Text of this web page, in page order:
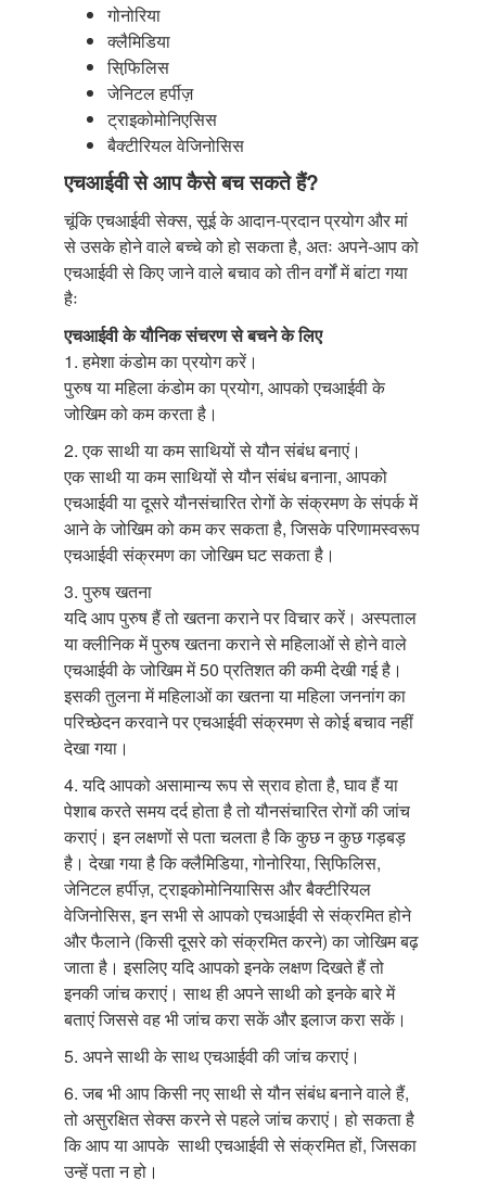
गोनोरिया
क्लैमिडिया
सिफि़लिस
जेनिटल हर्पीज़
ट्राइकोमोनिएसिस
बैक्टीरियल वेजिनोसिस
एचआईवी से आप कैसे बच सकते हैं?
चूंकि एचआईवी सेक्स, सूई के आदान-प्रदान प्रयोग और मां
से उसके होने वाले बच्चे को हो सकता है, अतः अपने-आप को
एचआईवी से किए जाने वाले बचाव को तीन वर्गों में बांटा गया
हैः
एचआईवी के यौनिक संचरण से बचने के लिए
1. हमेशा कंडोम का प्रयोग करें।
पुरुष या महिला कंडोम का प्रयोग, आपको एचआईवी के
जोखिम को कम करता है।
2. एक साथी या कम साथियों से यौन संबंध बनाएं।
एक साथी या कम साथियों से यौन संबंध बनाना, आपको
एचआईवी या दूसरे यौनसंचारित रोगों के संक्रमण के संपर्क में
आने के जोखिम को कम कर सकता है, जिसके परिणामस्वरूप
एचआईवी संक्रमण का जोखिम घट सकता है।
3. पुरुष खतना
यदि आप पुरुष हैं तो खतना कराने पर विचार करें। अस्पताल
या क्लीनिक में पुरुष खतना कराने से महिलाओं से होने वाले
एचआईवी के जोखिम में 50 प्रतिशत की कमी देखी गई है।
इसकी तुलना में महिलाओं का खतना या महिला जननांग का
परिच्छेदन करवाने पर एचआईवी संक्रमण से कोई बचाव नहीं
देखा गया।
4. यदि आपको असामान्य रूप से स्राव होता है, घाव हैं या
पेशाब करते समय दर्द होता है तो यौनसंचारित रोगों की जांच
कराएं। इन लक्षणों से पता चलता है कि कुछ न कुछ गड़बड़
है। देखा गया है कि क्लैमिडिया, गोनोरिया, सिफि़लिस,
जेनिटल हर्पीज़, ट्राइकोमोनियासिस और बैक्टीरियल
वेजिनोसिस, इन सभी से आपको एचआईवी से संक्रमित होने
और फैलाने (किसी दूसरे को संक्रमित करने) का जोखिम बढ़
जाता है। इसलिए यदि आपको इनके लक्षण दिखते हैं तो
इनकी जांच कराएं। साथ ही अपने साथी को इनके बारे में
बताएं जिससे वह भी जांच करा सकें और इलाज करा सकें।
5. अपने साथी के साथ एचआईवी की जांच कराएं।
6. जब भी आप किसी नए साथी से यौन संबंध बनाने वाले हैं,
तो असुरक्षित सेक्स करने से पहले जांच कराएं। हो सकता है
कि आप या आपके साथी एचआईवी से संक्रमित हों, जिसका
उन्हें पता न हो।